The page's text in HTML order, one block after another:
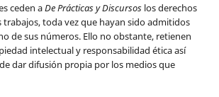
ceden aDe Prácticas y Discursoslos derechos
trabajos, toda vez que hayan sido admitidos
de sus números. Ello no obstante, retienen
intelectual y responsabilidad ética así
dar difusión propia por los medios que